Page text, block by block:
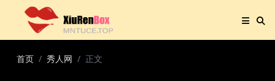
首页 秀人网 正文